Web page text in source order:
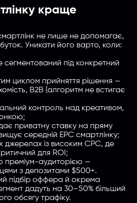
краще
смартлінк не лише не допомагає,
Уникати його варто, коли:
сегментований під конкретний
циклом прийняття рішення —
B2B (алгоритм не встигає
контроль над креативом,
приватну ставку на пряму
середній EPC смартлінку;
джерелах із високим CPC, де
для ROI;
преміум-аудиторією —
з депозитами $500+.
підбір оффера й окрема
дадуть на 30–50% більший
обсягу трафіку.